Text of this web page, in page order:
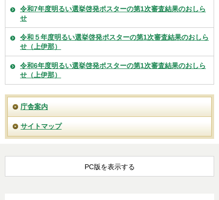
令和7年度明るい選挙啓発ポスターの第1次審査結果のおしら
せ
令和５年度明るい選挙啓発ポスターの第1次審査結果のおしら
せ（上伊那）
令和6年度明るい選挙啓発ポスターの第1次審査結果のおしら
せ（上伊那）
庁舎案内
サイトマップ
PC版を表示する